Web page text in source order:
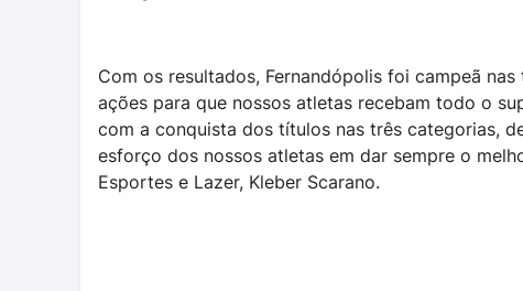
Com os resultados, Fernandópolis foi campeã
ações para que nossos atletas recebam todo o
com a conquista dos títulos nas três categorias,
esforço dos nossos atletas em dar sempre o
Esportes e Lazer, Kleber Scarano.